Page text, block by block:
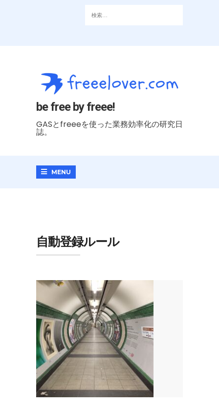
be free by freee!
GASとfreeeを使った業務効率化の研究日
誌。
MENU
自動登録ルール